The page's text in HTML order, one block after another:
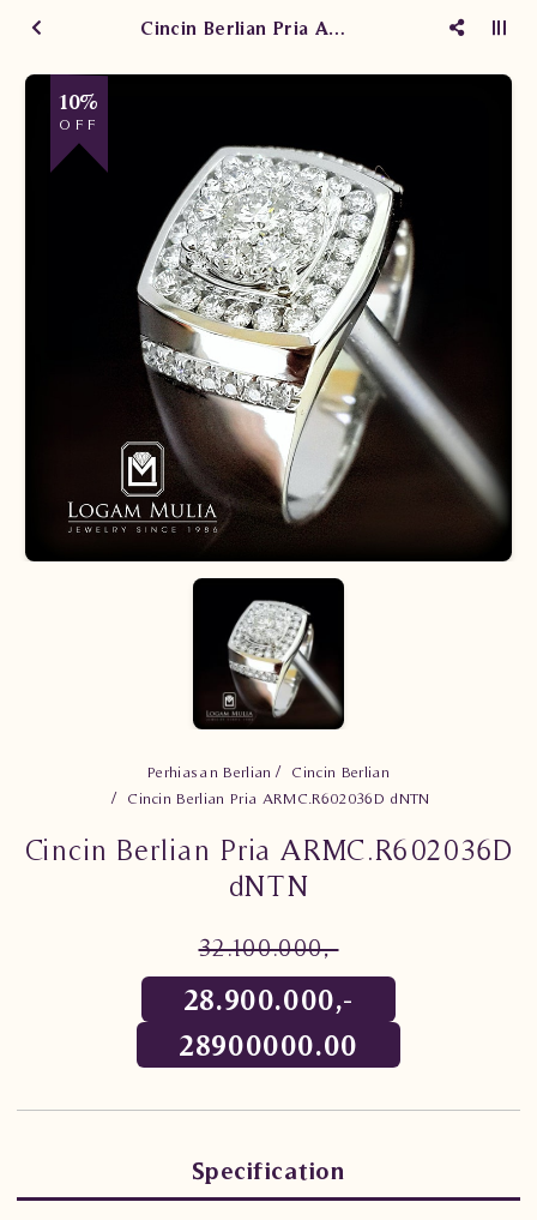
Cincin Berlian Pria ARMC.R602036D dNTN
10%
OFF
Perhiasan Berlian
Cincin Berlian
Cincin Berlian Pria ARMC.R602036D dNTN
Cincin Berlian Pria ARMC.R602036D
dNTN
32.100.000,-
28.900.000,-
28900000.00
Specification